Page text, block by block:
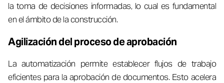
la toma de decisiones informadas, lo cual es fundamental
en el ámbito de la construcción.
Agilización del proceso de aprobación
La automatización permite establecer flujos de trabajo
eficientes para la aprobación de documentos. Esto acelera